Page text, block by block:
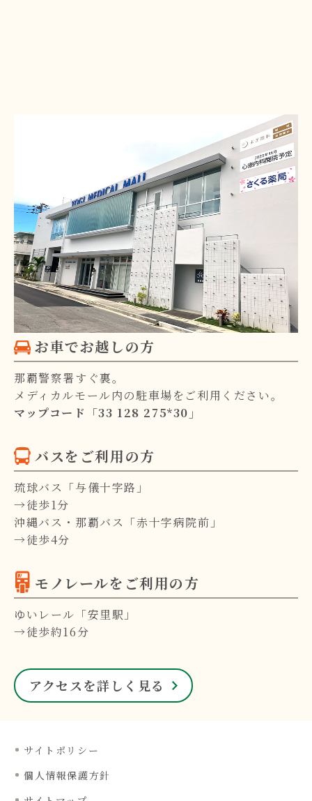
お車でお越しの方
那覇警察署すぐ裏。
メディカルモール内の駐車場をご利用ください。
マップコード「33 128 275*30」
バスをご利用の方
琉球バス「与儀十字路」
→徒歩1分
沖縄バス・那覇バス「赤十字病院前」
→徒歩4分
モノレールをご利用の方
ゆいレール「安里駅」
→徒歩約16分
アクセスを詳しく見る
サイトポリシー
個人情報保護方針